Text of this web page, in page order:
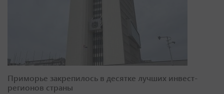
Приморье закрепилось в десятке лучших инвест-
регионов страны